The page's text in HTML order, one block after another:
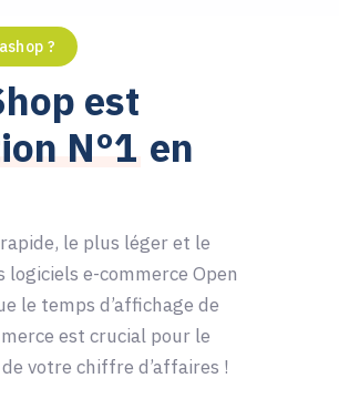
?
est
N°1 en
le plus léger et le
e-commerce Open
le temps d’affichage de
est crucial pour le
votre chiffre d’affaires !
0
1
2
30